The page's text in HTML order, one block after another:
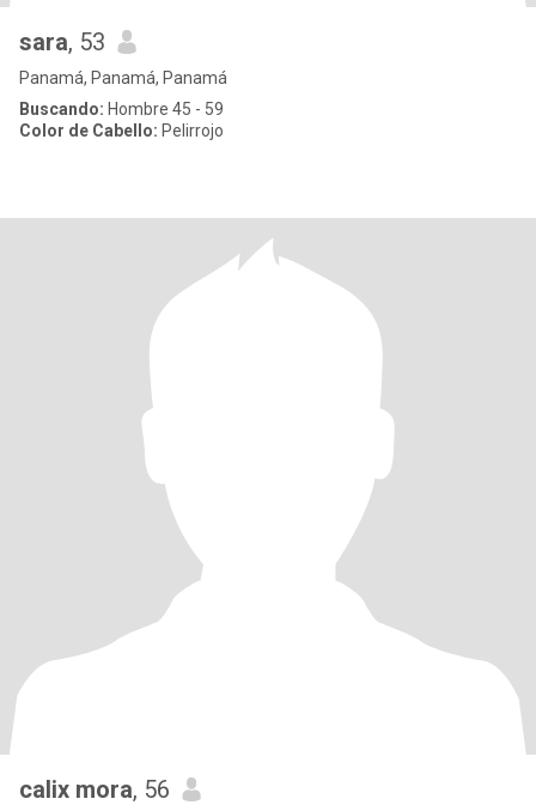
sara, 53
Panamá, Panamá, Panamá
Buscando: Hombre 45 - 59
Color de Cabello: Pelirrojo
calix mora, 56